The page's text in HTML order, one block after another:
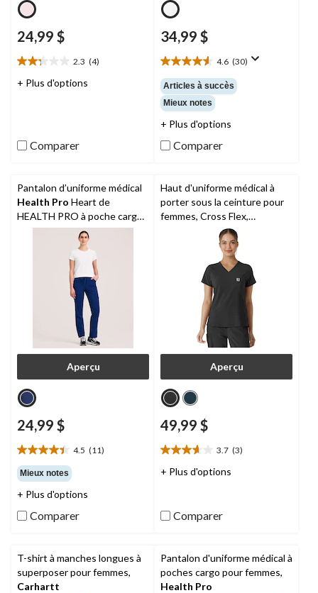
24,99 $
2.3 (4)
2.3
étoile(s)
+ Plus d'options
Comparer
34,99 $
4.6 (30)
4.6
étoile(s)
sur
5.
30
Articles à succès
Mieux notes
+ Plus d'options
Comparer
Pantalon d’uniforme médical
Health Pro Heart de
HEALTH PRO à poche cargo
et à ceinture élastique avec
cordon de serrage, pour
femmes, Women's Heart
Aperçu
24,99 $
4.5 (11)
4.5
étoile(s)
sur
5.
11
évaluations
Mieux notes
+ Plus d'options
Comparer
Haut d'uniforme médical à
porter sous la ceinture pour
femmes, Cross Flex,
Aperçu
49,99 $
3.7 (3)
3.7
étoile(s)
3
évaluations
+ Plus d'options
Comparer
T-shirt à manches longues à
superposer pour femmes,
Carhartt
Pantalon d'uniforme médical à
poches cargo pour femmes,
Health Pro